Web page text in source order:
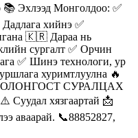
Эхлээд Монголдоо: ✅
хийнэ ✅
🇰🇷 Дараа нь
сургалт ✅ Орчин
✅ Шинэ технологи, ур
хуримтлуулна 🔥
СОЛОНГОСТ СУРАЛЦАХ
хязгаартай 📩
аваарай. 📞88852827,